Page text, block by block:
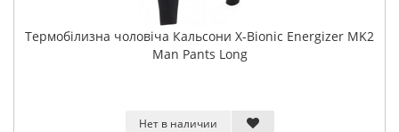
Термобілизна чоловіча Кальсони X-Bionic Energizer MK2
Man Pants Long
Нет в наличии